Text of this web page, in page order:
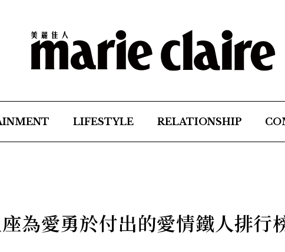
LIFESTYLE RELATIONSHIP
為愛勇於付出的愛情鐵人排行